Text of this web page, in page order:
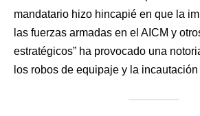
mandatario hizo hincapié en que la
las fuerzas armadas en el AICM y
estratégicos” ha provocado una
los robos de equipaje y la